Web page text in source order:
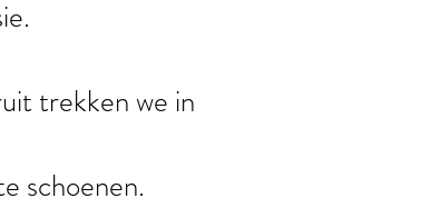
trekken we in
schoenen.